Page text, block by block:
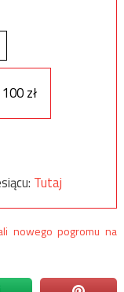
100 zł
Tutaj
nowego pogromu na